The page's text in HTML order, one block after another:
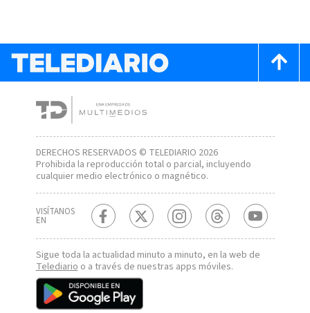
DERECHOS RESERVADOS © TELEDIARIO 2026
Prohibida la reproducción total o parcial, incluyendo
cualquier medio electrónico o magnético.
VISÍTANOS
EN
Sigue toda la actualidad minuto a minuto, en la web de
Telediarioo a través de nuestras apps móviles.